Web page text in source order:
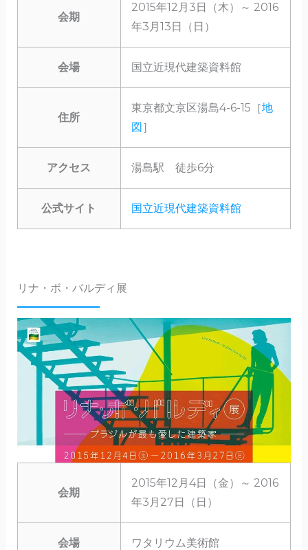
会期
2015年12月3日（木）～ 2016
年3月13日（日）
会場 国立近現代建築資料館
住所
東京都文京区湯島4-6-15［地
図 ］
アクセス 湯島駅 徒歩6分
公式サイト 国立近現代建築資料館
リナ・ボ・バルディ展
会期
2015年12月4日（金）～ 2016
年3月27日（日）
会場 ワタリウム美術館